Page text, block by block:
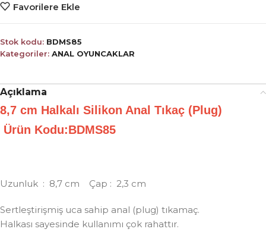
Favorilere Ekle
Stok kodu: BDMS85
Kategoriler: ANAL OYUNCAKLAR
Açıklama
8,7 cm Halkalı Silikon Anal Tıkaç (Plug)
Ürün Kodu:BDMS85
Uzunluk : 8,7 cm Çap : 2,3 cm
Sertleştirişmiş uca sahip anal (plug) tıkamaç.
Halkası sayesinde kullanımı çok rahattır.